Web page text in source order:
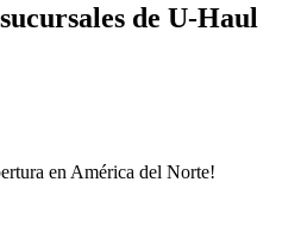
de U-Haul
en América del Norte!